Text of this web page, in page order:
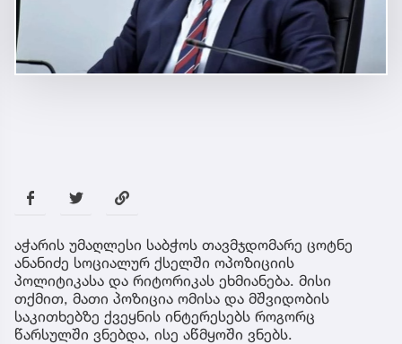
აჭარის უმაღლესი საბჭოს თავმჯდომარე ცოტნე
ანანიძე სოციალურ ქსელში ოპოზიციის
პოლიტიკასა და რიტორიკას ეხმიანება. მისი
თქმით, მათი პოზიცია ომისა და მშვიდობის
საკითხებზე ქვეყნის ინტერესებს როგორც
წარსულში ვნებდა, ისე აწმყოში ვნებს.